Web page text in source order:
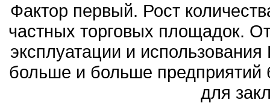
Фактор первый. Рост
частных торговых площадок.
эксплуатации и
больше и больше предприятий
для